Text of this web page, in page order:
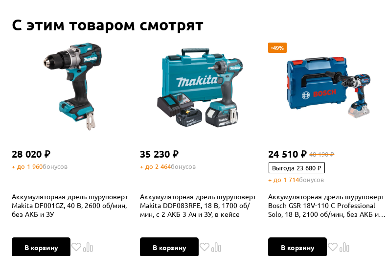
С этим товаром смотрят
28 020 ₽
+ до 1 960бонусов
Аккумуляторная дрель-шуруповерт
Makita DF001GZ, 40 В, 2600 об/мин,
без АКБ и ЗУ
В корзину
35 230 ₽
+ до 2 464бонусов
Аккумуляторная дрель-шуруповерт
Makita DDF083RFE, 18 В, 1700 об/
мин, с 2 АКБ 3 Ач и ЗУ, в кейсе
В корзину
-49%
24 510 ₽ 48 190 ₽
Выгода 23 680 ₽
+ до 1 714бонусов
Аккумуляторная дрель-шуруповерт
Bosch GSR 18V-110 C Professional
Solo, 18 В, 2100 об/мин, без АКБ и
В корзину